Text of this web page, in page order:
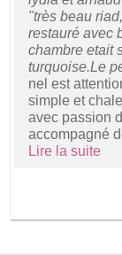
"très beau
restauré avec
chambre etait
turquoise.Le
nel est
simple et
avec passion
accompagné
Lire la suite